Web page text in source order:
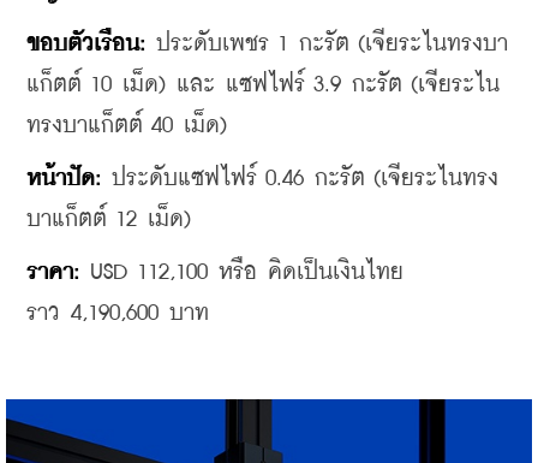
ขอบตัวเรือน: ประดับเพชร 1 กะรัต (เจียระไนทรงบา
แก็ตต์ 10 เม็ด) และ แซฟไฟร์ 3.9 กะรัต (เจียระไน
ทรงบาแก็ตต์ 40 เม็ด)
หน้าปัด: ประดับแซฟไฟร์ 0.46 กะรัต (เจียระไนทรง
บาแก็ตต์ 12 เม็ด)
ราคา: USD 112,100 หรือ คิดเป็นเงินไทย
ราว 4,190,600 บาท